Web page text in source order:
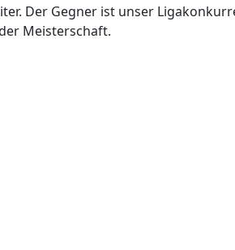
Der Gegner ist unser
Meisterschaft.